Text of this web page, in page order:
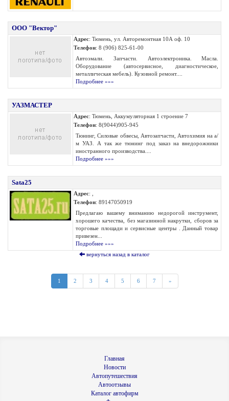
ООО "Вектор"
Адрес: Тюмень, ул. Авторемонтная 10А оф. 10
Телефон: 8 (906) 825-61-00
Автоэмали. Запчасти. Автоэлектроника. Масла.
Оборудование (автосервисное, диагностическое,
металлическая мебель). Кузовной ремонт....
Подробнее »»»
УАЗМАСТЕР
Адрес: Тюмень, Аккумуляторная 1 строение 7
Телефон: 8(9044)905-945
Тюнинг, Силовые обвесы, Автозапчасти, Автохимия на а/
м УАЗ. А так же тюнинг под заказ на внедорожники
иностранного производства....
Подробнее »»»
Sata25
Адрес: ,
Телефон: 89147050919
Предлагаю вашему вниманию недорогой инструмент,
хорошего качества, без магазинной накрутки, сборов за
торговые площади и сервисные центры . Данный товар
привезен...
Подробнее »»»
вернуться назад в каталог
1 2 3 4 5 6 7 »
Главная
Новости
Автопутешествия
Автоотзывы
Каталог автофирм